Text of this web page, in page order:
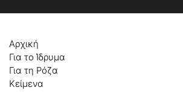
Αρχική
Για το Ίδρυμα
Για τη Ρόζα
Κείμενα